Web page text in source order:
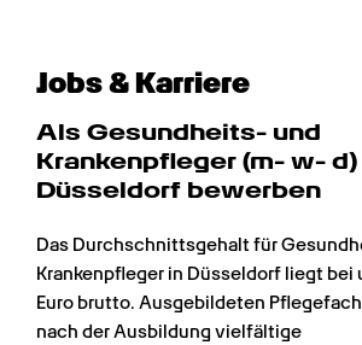
Jobs & Karriere
Als Gesundheits- und
Krankenpfleger (m- w- d)
Düsseldorf bewerben
Das Durchschnittsgehalt für
Krankenpfleger in Düsseldorf liegt bei
Euro brutto. Ausgebildeten
nach der Ausbildung vielfältige